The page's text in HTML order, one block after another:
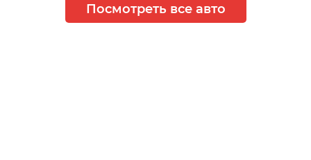
Посмотреть все авто